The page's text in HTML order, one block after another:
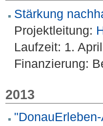
Stärkung
Projektleitung:
Laufzeit: 1.
Finanzierung:
2013